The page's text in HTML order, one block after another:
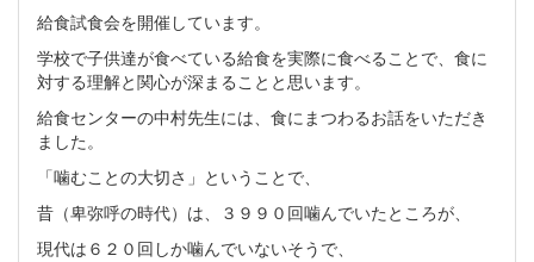
給食試食会を開催しています。
学校で子供達が食べている給食を実際に食べることで、食に
対する理解と関心が深まることと思います。
給食センターの中村先生には、食にまつわるお話をいただき
ました。
「噛むことの大切さ」ということで、
昔（卑弥呼の時代）は、３９９０回噛んでいたところが、
現代は６２０回しか噛んでいないそうで、